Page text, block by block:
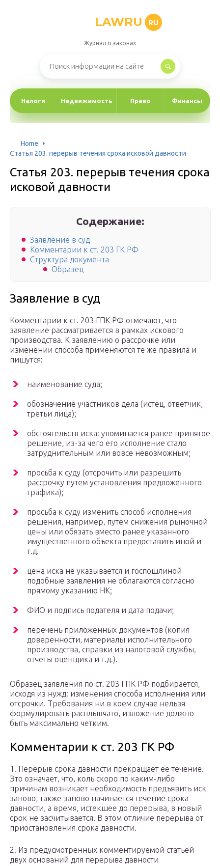
LAWRU RU
Журнал о законах
Налоги Недвижимость Право Финансы
Home
Статья 203. перерыв течения срока исковой давности
Статья 203. перерыв течения срока
исковой давности
Содержание:
Заявление в суд
Комментарии к ст. 203 ГК РФ
Структура документа
Образец
Заявление в суд
Комментарии к ст. 203 ГПК РФ отмечают, что
заявление рассматривается в рамках искового
производства. К заявлению о рассрочке или
изменении способа применяются те же правила и
пишутся:
наименование суда;
обозначение участников дела (истец, ответчик,
третьи лица);
обстоятельств иска: упоминается ранее принятое
решение, из-за чего его исполнение стало
затруднительным или вовсе невозможным;
просьба к суду (отсрочить или разрешить
рассрочку путем установления предложенного
графика);
просьба к суду изменить способ исполнения
решения, например, путем снижения рыночной
цены или обязать вместо ранее указанного
имущественного объекта предоставить иной и
т.д.
цена иска не указывается и госпошлиной
подобные заявления не облагаются согласно
прямому указанию НК;
ФИО и подпись подателя и дата подачи;
перечень приложенных документов (копия
доверенности, материалы исполнительного
производства, справки из налоговой службы,
отчеты оценщика и т.д.).
Образец заявления по ст. 203 ГПК РФ подбирается,
исходя из нужд: изменения способа исполнения или
отсрочки. Требования ни в коем случае нельзя
формулировать расплывчато, изложение должно
быть максимально четким.
Комментарии к ст. 203 ГК РФ
1. Перерыв срока давности прекращает ее течение.
Это означает, что, коль скоро по каким-либо
причинам возникает необходимость предъявить иск
заново, также заново начинается течение срока
давности, а время, истекшее до перерыва, в новый
срок не засчитывается. В этом отличие перерыва от
приостановления срока давности.
2. Из предусмотренных комментируемой статьей
двух оснований для перерыва давности